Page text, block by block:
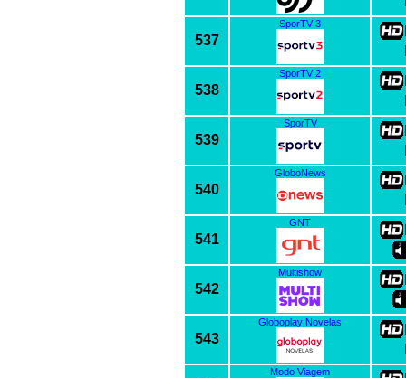
537
SporTV 3
538
SporTV 2
539
SporTV
540
GloboNews
541
GNT
542
Multishow
543
Globoplay Novelas
Modo Viagem